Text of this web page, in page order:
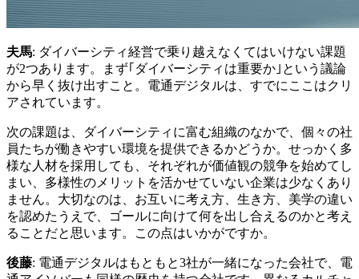
夫馬: ダイバーシティ経営で乗り越えなくてはいけない課題
が2つあります。まず｢ダイバーシティは重要か｣という議論
から早く抜け出すこと。電通デジタルは、すでにここはクリ
アされています。
次の課題は、ダイバーシティに富む組織のなかで、個々の社
員たちが働きやすい環境を提供できるかどうか。せっかく多
様な人材を採用しても、それぞれが価値観の競争を始めてし
まい、多様性のメリットを活かせていない企業は少なくあり
ません。大切なのは、お互いに考え方、生き方、美学の違い
を認めたうえで、ゴールに向けて何を出し合えるのかと考え
ることだと思います。この点はいかがですか。
後藤: 電通デジタルはもともと3社が一緒になった会社で、電